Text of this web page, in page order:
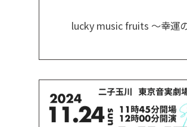
lucky music fruits ～幸運